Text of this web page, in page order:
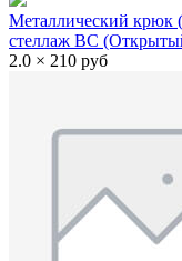
Металлический крюк
стеллаж ВС
2.0 × 210 руб